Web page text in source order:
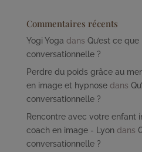
Commentaires récents
Yogi Yoga dans Qu’est ce que
conversationnelle ?
Perdre du poids grâce au
en image et hypnosedans
conversationnelle ?
Rencontre avec votre enfant
coach en image - Lyondans
conversationnelle ?